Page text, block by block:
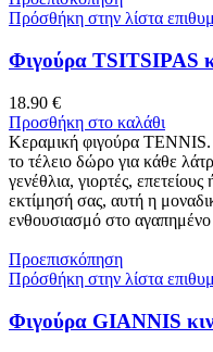
Πρόσθήκη στην λίστα
Φιγούρα TSITSIPAS
18.90 €
Προσθήκη στο καλάθι
Κεραμική φιγούρα TENNIS.
το τέλειο δώρο για κάθε
γενέθλια, γιορτές,
εκτίμησή σας, αυτή η
ενθουσιασμό στο
Προεπισκόπηση
Πρόσθήκη στην λίστα
Φιγούρα GIANNIS